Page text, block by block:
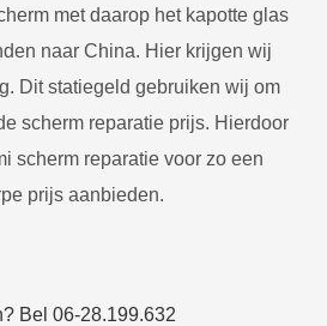
met daarop het kapotte glas
naar China. Hier krijgen wij
Dit statiegeld gebruiken wij om
scherm reparatie prijs. Hierdoor
scherm reparatie voor zo een
prijs aanbieden.
Bel 06-28.199.632